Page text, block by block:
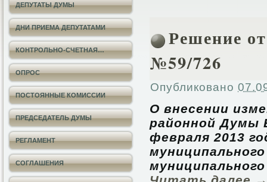
ДЕПУТАТЫ ДУМЫ
ДНИ ПРИЕМА ДЕПУТАТАМИ
КОНТРОЛЬНО-СЧЕТНАЯ…
ОПРОС
ПОСТОЯННЫЕ КОМИССИИ
ПРЕДСЕДАТЕЛЬ ДУМЫ
РЕГЛАМЕНТ
СОГЛАШЕНИЯ
Решение
№59/726
Опубликовано
О внесении
районной Думы
февраля 2013